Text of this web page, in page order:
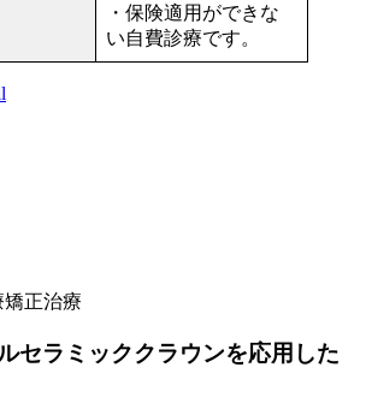
・保険適用ができな
い自費診療です。
矯正治療
セラミッククラウンを応用した